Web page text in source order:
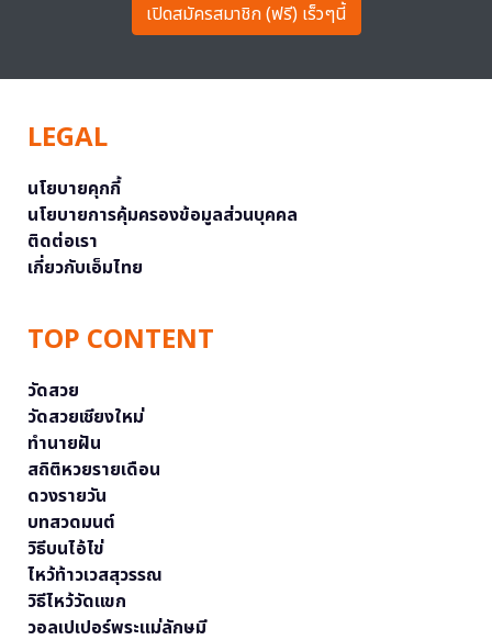
เปิดสมัครสมาชิก (ฟรี) เร็วๆนี้
LEGAL
นโยบายคุกกี้
นโยบายการคุ้มครองข้อมูลส่วนบุคคล
ติดต่อเรา
เกี่ยวกับเอ็มไทย
TOP CONTENT
วัดสวย
วัดสวยเชียงใหม่
ทำนายฝัน
สถิติหวยรายเดือน
ดวงรายวัน
บทสวดมนต์
วิธีบนไอ้ไข่
ไหว้ท้าวเวสสุวรรณ
วิธีไหว้วัดแขก
วอลเปเปอร์พระแม่ลักษมี